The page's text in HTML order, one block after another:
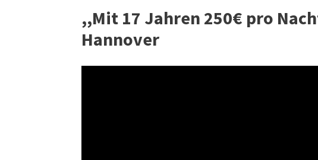
,,Mit 17 Jahren 250€ pro
Hannover